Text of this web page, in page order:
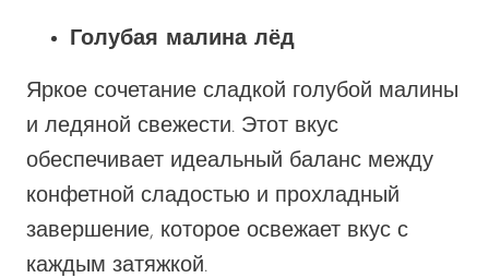
Голубая малина лёд
Яркое сочетание сладкой голубой малины
и ледяной свежести. Этот вкус
обеспечивает идеальный баланс между
конфетной сладостью и прохладный
завершение, которое освежает вкус с
каждым затяжкой.